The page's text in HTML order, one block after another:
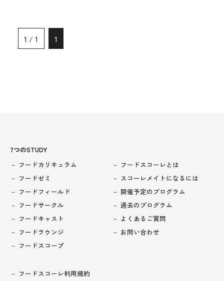
1 / 1 1
7つのSTUDY
フードカリキュラム
フードゼミ
フードフィールド
フードサークル
フードキャスト
フードラウンジ
フードスコープ
フードスコーレとは
スコーレメイトになるには
開催予定のプログラム
過去のプログラム
よくあるご質問
お問い合わせ
フードスコーレ利用規約